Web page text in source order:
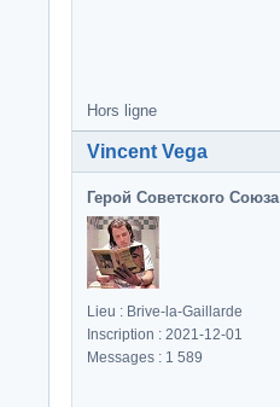
Hors ligne
Vincent Vega
Герой Советского Союза
Lieu : Brive-la-Gaillarde
Inscription : 2021-12-01
Messages : 1 589